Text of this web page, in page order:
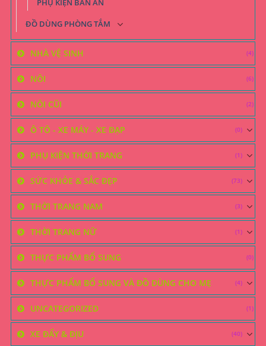
PHỤ KIỆN BÀN ĂN
ĐỒ DÙNG PHÒNG TẮM
NHÀ VỆ SINH (4)
NÔI (6)
NÔI CŨI (2)
Ô TÔ - XE MÁY - XE ĐẠP (0)
PHỤ KIỆN THỜI TRANG (1)
SỨC KHỎE & SẮC ĐẸP (73)
THỜI TRANG NAM (3)
THỜI TRANG NỮ (1)
THỰC PHẨM BỔ SUNG (0)
THỰC PHẨM BỔ SUNG VÀ ĐỒ DÙNG CHO MẸ (4)
UNCATEGORIZED (1)
XE ĐẨY & ĐỊU (40)